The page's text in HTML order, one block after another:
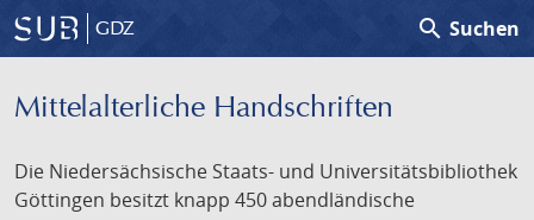
GDZ search Suchen
Mittelalterliche Handschriften
Die Niedersächsische Staats- und Universitätsbibliothek
Göttingen besitzt knapp 450 abendländische